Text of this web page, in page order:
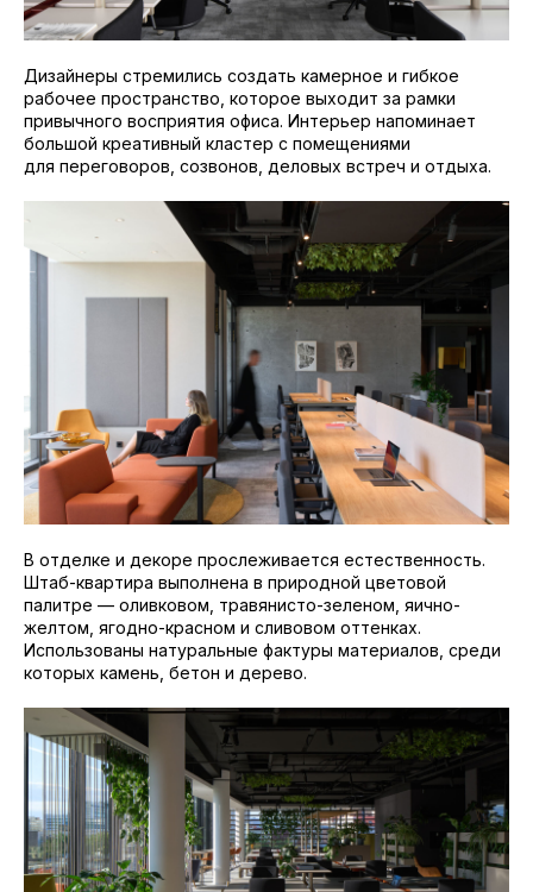
Дизайнеры стремились создать камерное и гибкое
рабочее пространство, которое выходит за рамки
привычного восприятия офиса. Интерьер напоминает
большой креативный кластер с помещениями
для переговоров, созвонов, деловых встреч и отдыха.
В отделке и декоре прослеживается естественность.
Штаб-квартира выполнена в природной цветовой
палитре — оливковом, травянисто-зеленом, яично-
желтом, ягодно-красном и сливовом оттенках.
Использованы натуральные фактуры материалов, среди
которых камень, бетон и дерево.